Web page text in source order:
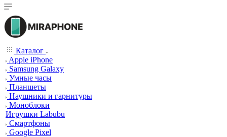
Каталог
Apple iPhone
Samsung Galaxy
Умные часы
Планшеты
Наушники и гарнитуры
Моноблоки
Игрушки Labubu
Смартфоны
Google Pixel